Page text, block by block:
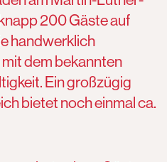
200 Gäste auf
handwerklich
dem bekannten
Ein großzügig
bietet noch einmal ca.